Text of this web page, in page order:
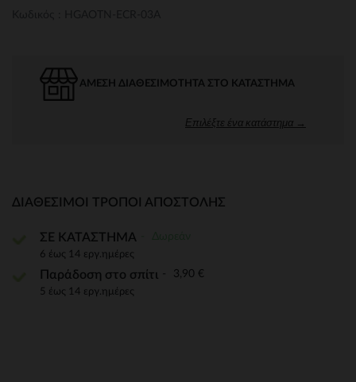
ΆΜΕΣΗ ΔΙΑΘΕΣΙΜΌΤΗΤΑ ΣΤΟ ΚΑΤΆΣΤΗΜΑ
Επιλέξτε ένα κατάστημα →
ΔΙΑΘΈΣΙΜΟΙ ΤΡΌΠΟΙ ΑΠΟΣΤΟΛΉΣ
ΣΕ ΚΑΤΑΣΤΗΜΑ
6 έως 14 εργ.ημέρες
Παράδοση στο σπίτι 3,90 €
5 έως 14 εργ.ημέρες